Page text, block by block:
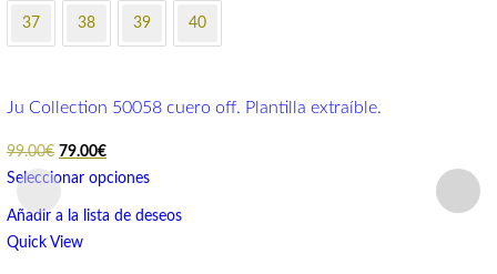
37 38 39 40
Ju Collection 50058 cuero off. Plantilla extraíble.
99.00€ El
precio
79.00€El
precio
Seleccionar opciones
Añadir a la lista de deseos
Quick View